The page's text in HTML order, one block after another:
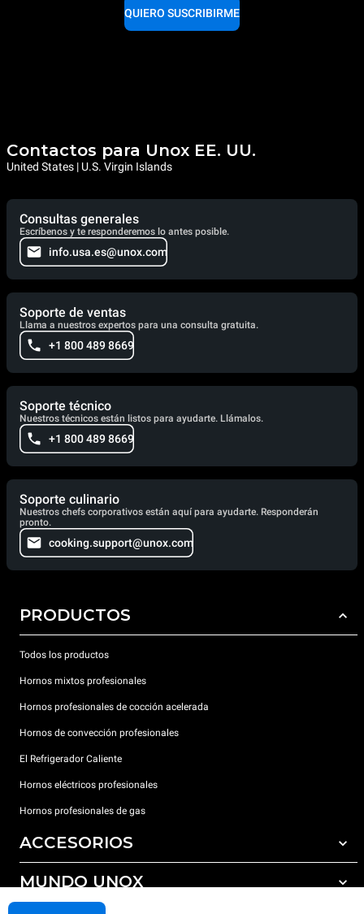
QUIERO SUSCRIBIRME
Contactos para Unox EE. UU.
United States | U.S. Virgin Islands
Consultas generales
Escríbenos y te responderemos lo antes posible.
info.usa.es@unox.com
Soporte de ventas
Llama a nuestros expertos para una consulta gratuita.
+1 800 489 8669
Soporte técnico
Nuestros técnicos están listos para ayudarte. Llámalos.
+1 800 489 8669
Soporte culinario
Nuestros chefs corporativos están aquí para ayudarte. Responderán
pronto.
cooking.support@unox.com
PRODUCTOS
Todos los productos
Hornos mixtos profesionales
Hornos profesionales de cocción acelerada
Hornos de convección profesionales
El Refrigerador Caliente
Hornos eléctricos profesionales
Hornos profesionales de gas
ACCESORIOS
Todos los accesorios
Detergentes para lavado automático
MUNDO UNOX